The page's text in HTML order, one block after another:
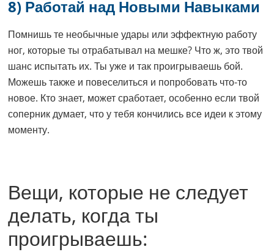
8) Работай над Новыми Навыками
Помнишь те необычные удары или эффектную работу
ног, которые ты отрабатывал на мешке? Что ж, это твой
шанс испытать их. Ты уже и так проигрываешь бой.
Можешь также и повеселиться и попробовать что-то
новое. Кто знает, может сработает, особенно если твой
соперник думает, что у тебя кончились все идеи к этому
моменту.
Вещи, которые не следует
делать, когда ты
проигрываешь: